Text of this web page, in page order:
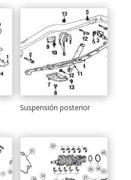
Suspensión posterior